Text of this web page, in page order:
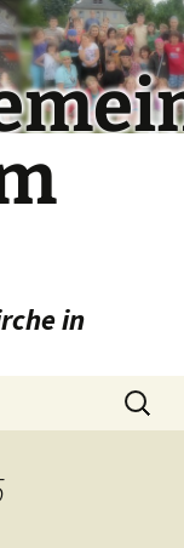
in
Suchen
nach: